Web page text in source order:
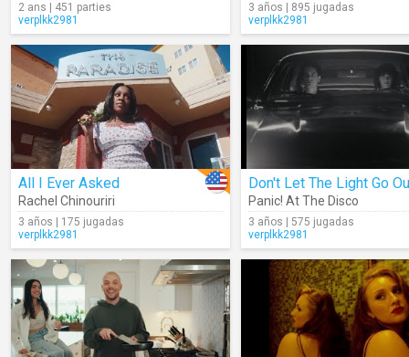
2 ans | 451 parties
verplkk2981
3 años | 895 jugadas
verplkk2981
All I Ever Asked
Rachel Chinouriri
3 años | 175 jugadas
verplkk2981
Don't Let The Light Go
Panic! At The Disco
3 años | 575 jugadas
verplkk2981